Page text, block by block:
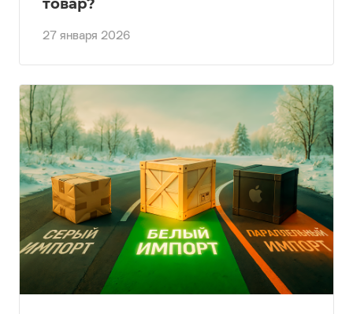
27 января 2026